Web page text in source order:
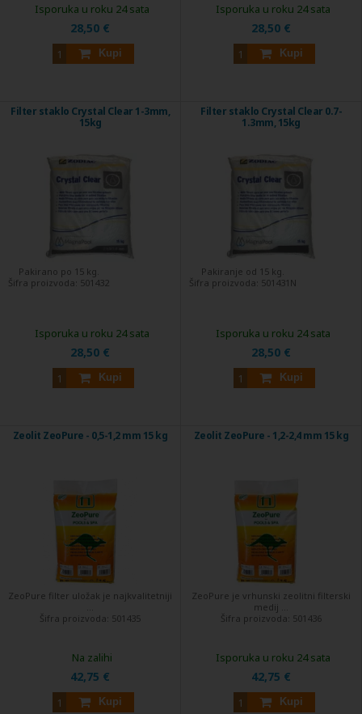
28,50 €
Kupi
Isporuka u roku 24 sata
28,50 €
Kupi
Isporuka u roku 24 sata
Filter staklo Crystal Clear 1-3mm,
15kg
Pakirano po 15 kg.
Šifra proizvoda: 501432
28,50 €
Kupi
Isporuka u roku 24 sata
Filter staklo Crystal Clear 0.7-
1.3mm, 15kg
Pakiranje od 15 kg.
Šifra proizvoda: 501431N
28,50 €
Kupi
Isporuka u roku 24 sata
Zeolit ZeoPure - 0,5-1,2 mm 15 kg
ZeoPure filter uložak je najkvalitetniji
Šifra proizvoda: 501435
42,75 €
Kupi
Na zalihi
Zeolit ZeoPure - 1,2-2,4 mm 15 kg
ZeoPure je vrhunski zeolitni filterski
medij ...
Šifra proizvoda: 501436
42,75 €
Kupi
Isporuka u roku 24 sata